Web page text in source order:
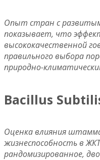
Опыт стран с
показывает, что
высококачественной
правильного выбора
природно-
Bacillus
Оценка влияния
жизнеспособность в
рандомизированное,